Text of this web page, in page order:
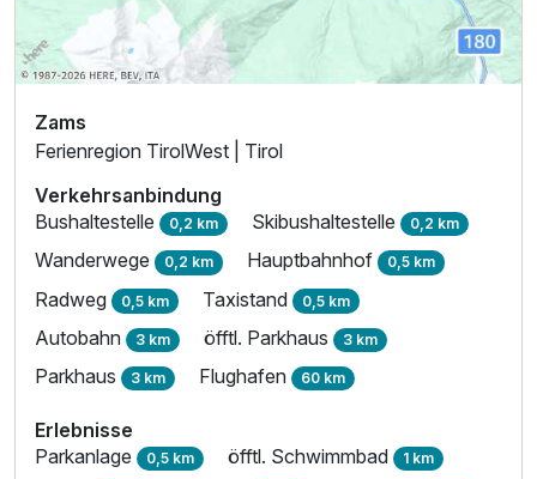
Zams
Ferienregion TirolWest | Tirol
Verkehrsanbindung
Bushaltestelle 0,2 km Skibushaltestelle 0,2 km
Wanderwege 0,2 km Hauptbahnhof 0,5 km
Radweg 0,5 km Taxistand 0,5 km
Autobahn 3 km öfftl. Parkhaus 3 km
Parkhaus 3 km Flughafen 60 km
Erlebnisse
Parkanlage 0,5 km öfftl. Schwimmbad 1 km